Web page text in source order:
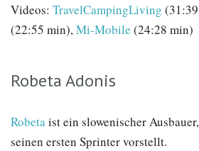
Videos: TravelCampingLiving
(22:55 min), Mi-Mobile (24:28 min)
Robeta Adonis
Robeta ist ein slowenischer
seinen ersten Sprinter vorstellt.